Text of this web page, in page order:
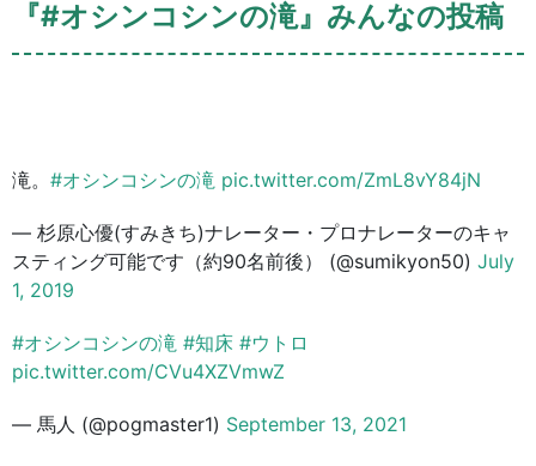
『#オシンコシンの滝』みんなの投稿
滝。 #オシンコシンの滝 pic.twitter.com/ZmL8vY84jN
— 杉原心優(すみきち)ナレーター・プロナレーターのキャ
スティング可能です（約90名前後） (@sumikyon50) July
1, 2019
#オシンコシンの滝 #知床 #ウトロ
pic.twitter.com/CVu4XZVmwZ
— 馬人 (@pogmaster1) September 13, 2021